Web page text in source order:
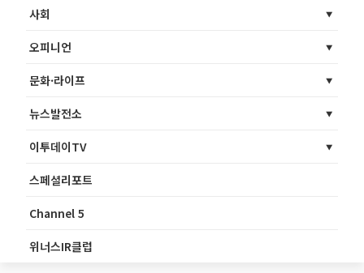
사회
오피니언
문화·라이프
뉴스발전소
이투데이TV
스페셜리포트
Channel 5
위너스IR클럽